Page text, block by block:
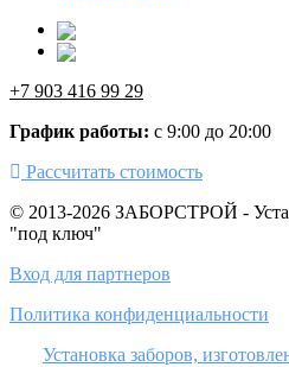
+7 903 416 99 29
График работы: с 9:00 до 20:00
Рассчитать стоимость
© 2013-2026 ЗАБОРСТРОЙ -
"под ключ"
Вход для партнеров
Политика конфиденциальности
Установка заборов,